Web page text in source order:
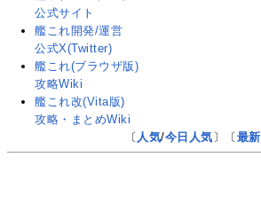
公式サイト
艦これ開発/運営
公式X(Twitter)
艦これ(ブラウザ版)
攻略Wiki
艦これ改(Vita版)
攻略・まとめWiki
〔 人気/今日人気〕〔最新